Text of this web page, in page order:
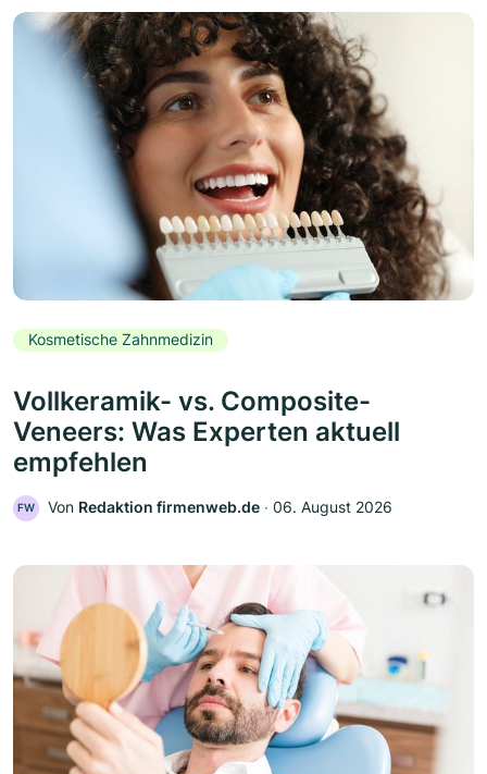
Kosmetische Zahnmedizin
Vollkeramik- vs. Composite-
Veneers: Was Experten aktuell
empfehlen
FW Von Redaktion firmenweb.de ‧ 06. August 2026